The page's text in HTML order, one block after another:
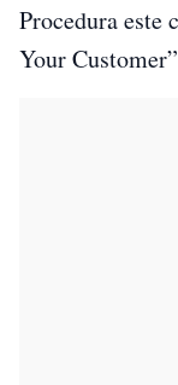
Procedura este
Your